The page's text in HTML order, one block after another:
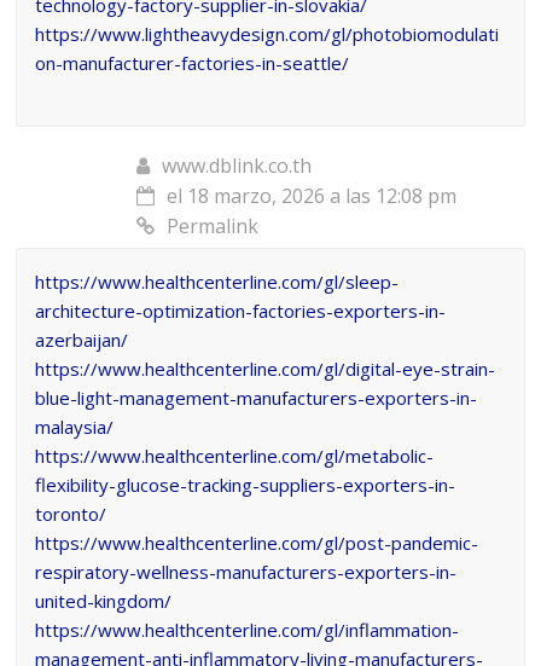
technology-factory-supplier-in-slovakia/
https://www.lightheavydesign.com/gl/photobiomodulati
on-manufacturer-factories-in-seattle/
www.dblink.co.th
el 18 marzo, 2026 a las 12:08 pm
Permalink
https://www.healthcenterline.com/gl/sleep-
architecture-optimization-factories-exporters-in-
azerbaijan/
https://www.healthcenterline.com/gl/digital-eye-strain-
blue-light-management-manufacturers-exporters-in-
malaysia/
https://www.healthcenterline.com/gl/metabolic-
flexibility-glucose-tracking-suppliers-exporters-in-
toronto/
https://www.healthcenterline.com/gl/post-pandemic-
respiratory-wellness-manufacturers-exporters-in-
united-kingdom/
https://www.healthcenterline.com/gl/inflammation-
management-anti-inflammatory-living-manufacturers-